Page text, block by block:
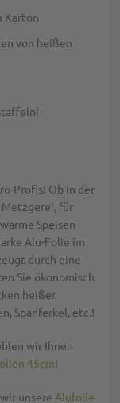
Karton
von heißen
Profis! Ob in der
Metzgerei, für
Speisen
Alu-Folie im
durch eine
Sie ökonomisch
heißer
Spanferkel, etc.!
wir Ihnen
45cm!
unsere Alufolie